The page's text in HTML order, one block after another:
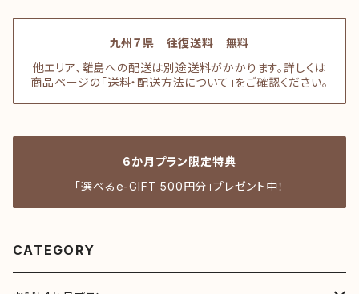
九州７県 往復送料 無料
他エリア、離島への配送は別途送料がかかります。詳しくは
商品ページの「送料・配送方法について」をご確認ください。
6か月プラン限定特典
「選べるe-GIFT 500円分」プレゼント中！
CATEGORY